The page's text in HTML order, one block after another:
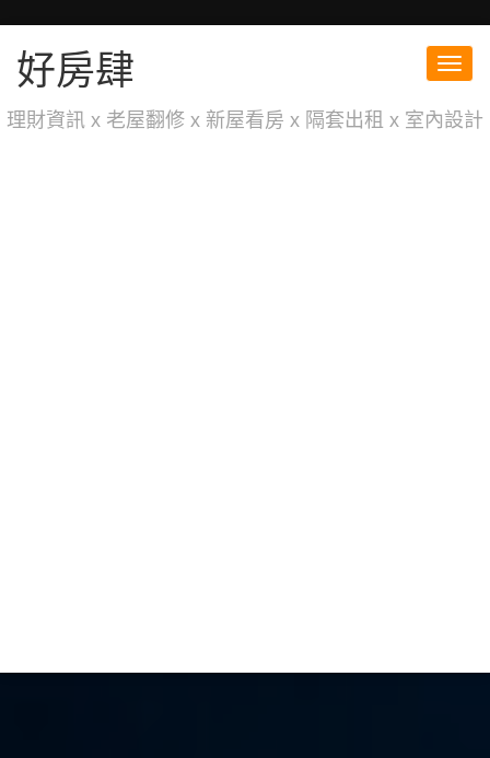
好房肆
理財資訊 x 老屋翻修 x 新屋看房 x 隔套出租 x 室內設計